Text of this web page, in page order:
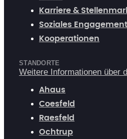
Karriere &
Soziales Engagement
Kooperationen
STANDORTE
Weitere Informationen über
Ahaus
Coesfeld
Raesfeld
Ochtrup